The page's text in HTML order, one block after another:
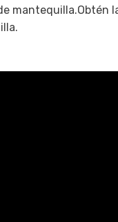
mantequilla.Obtén